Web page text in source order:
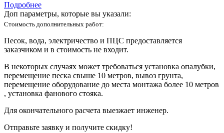
Подробнее
Доп параметры, которые вы указали:
Стоимость дополнительных работ:
Песок, вода, электричество и ПЦС предоставляется
заказчиком и в стоимость не входит.
В некоторых случаях может требоваться установка опалубки,
перемещение песка свыше 10 метров, вывоз грунта,
перемещение оборудование до места монтажа более 10 метров
, установка фанового стояка.
Для окончательного расчета выезжает инженер.
Отправьте заявку и получите скидку!